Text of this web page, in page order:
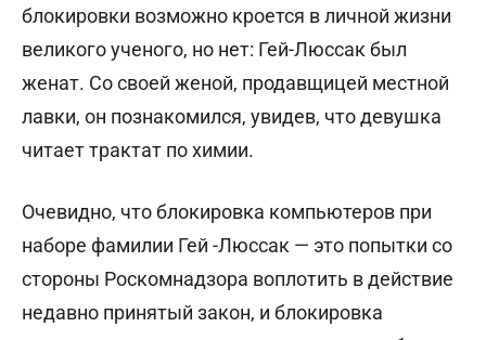
блокировки возможно кроется в личной жизни
великого ученого, но нет: Гей-Люссак был
женат. Со своей женой, продавщицей местной
лавки, он познакомился, увидев, что девушка
читает трактат по химии.
Очевидно, что блокировка компьютеров при
наборе фамилии Гей -Люссак — это попытки со
стороны Роскомнадзора воплотить в действие
недавно принятый закон, и блокировка